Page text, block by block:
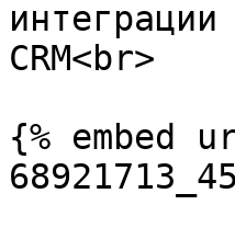
CRM<br>
{% embed